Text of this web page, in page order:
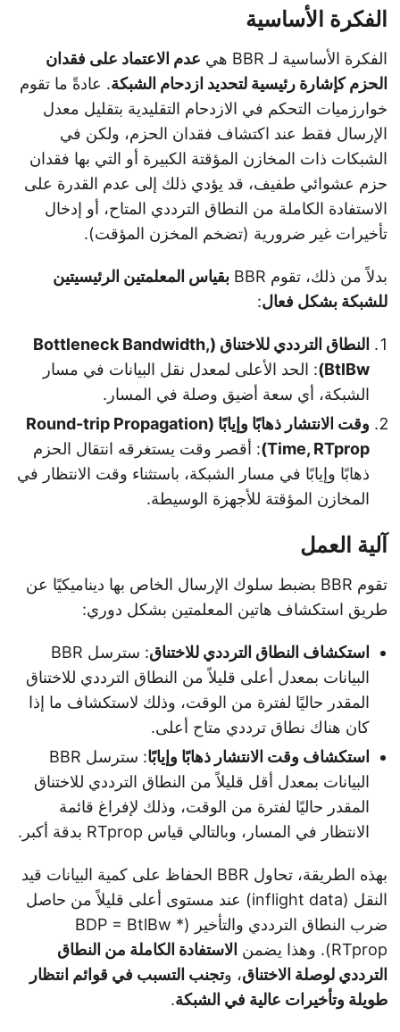
الفكرة الأساسية
الفكرة الأساسية لـ BBR هي
عدم الاعتماد على فقدان
الحزم كإشارة رئيسية لتحديد ازدحام الشبكة. عادةً ما تقوم
خوارزميات التحكم في الازدحام التقليدية بتقليل معدل
الإرسال فقط عند اكتشاف فقدان الحزم، ولكن في
الشبكات ذات المخازن المؤقتة الكبيرة أو التي بها فقدان
حزم عشوائي طفيف، قد يؤدي ذلك إلى عدم القدرة على
الاستفادة الكاملة من النطاق الترددي المتاح، أو إدخال
تأخيرات غير ضرورية (تضخم المخزن المؤقت).
بدلاً من ذلك، تقوم BBR
بقياس المعلمتين الرئيسيتين
للشبكة بشكل فعال:
النطاق الترددي للاختناق (Bottleneck Bandwidth,
BtlBw) : الحد الأعلى لمعدل نقل البيانات في مسار
الشبكة، أي سعة أضيق وصلة في المسار.
وقت الانتشار ذهابًا وإيابًا (Round-trip Propagation
Time, RTprop) : أقصر وقت يستغرقه انتقال الحزم
ذهابًا وإيابًا في مسار الشبكة، باستثناء وقت الانتظار في
المخازن المؤقتة للأجهزة الوسيطة.
آلية العمل
تقوم BBR بضبط سلوك الإرسال الخاص بها ديناميكيًا عن
طريق استكشاف هاتين المعلمتين بشكل دوري:
استكشاف النطاق الترددي للاختناق
: سترسل BBR
البيانات بمعدل أعلى قليلاً من النطاق الترددي للاختناق
المقدر حاليًا لفترة من الوقت، وذلك لاستكشاف ما إذا
كان هناك نطاق ترددي متاح أعلى.
استكشاف وقت الانتشار ذهابًا وإيابًا
: سترسل BBR
البيانات بمعدل أقل قليلاً من النطاق الترددي للاختناق
المقدر حاليًا لفترة من الوقت، وذلك لإفراغ قائمة
الانتظار في المسار، وبالتالي قياس RTprop بدقة أكبر.
بهذه الطريقة، تحاول BBR الحفاظ على كمية البيانات قيد
النقل (inflight data) عند مستوى أعلى قليلاً من حاصل
ضرب النطاق الترددي والتأخير (BDP = BtlBw *
RTprop). وهذا يضمن
الاستفادة الكاملة من النطاق
الترددي لوصلة الاختناق، وتجنب التسبب في قوائم انتظار
طويلة وتأخيرات عالية في الشبكة.